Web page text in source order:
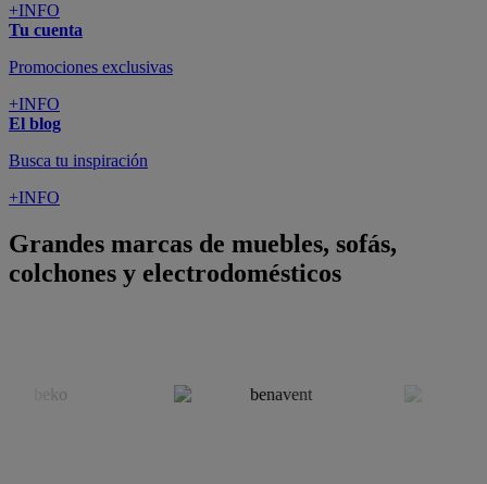
+INFO
Tu cuenta
Promociones exclusivas
+INFO
El blog
Busca tu inspiración
+INFO
Grandes marcas de muebles, sofás,
colchones y electrodomésticos